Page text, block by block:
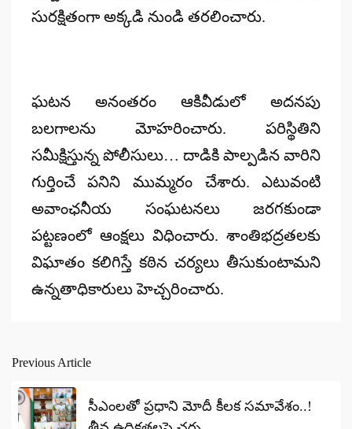
సురక్షితంగా అక్కడి నుండి తరలించారు.
ఘటన అనంతరం ఆకివీడులో అదనపు
బలగాలను మోహరించారు. పరిస్థితిని
సమీక్షిస్తున్న పోలీసులు… దాడికి పాల్పడిన వారిని
గుర్తించే పనిని ముమ్మరం చేశారు. ఎటువంటి
అవాంఛనీయ సంఘటనలు జరగకుండా
పట్టణంలో ఆంక్షలు విధించారు. శాంతిభద్రతలకు
విఘాతం కలిగిస్తే కఠిన చర్యలు తీసుకుంటామని
ఉన్నతాధికారులు హెచ్చరించారు.
Post
navigation
Previous Article
సీఎంలతో ప్రధాని మోదీ కీలక సమావేశం..!